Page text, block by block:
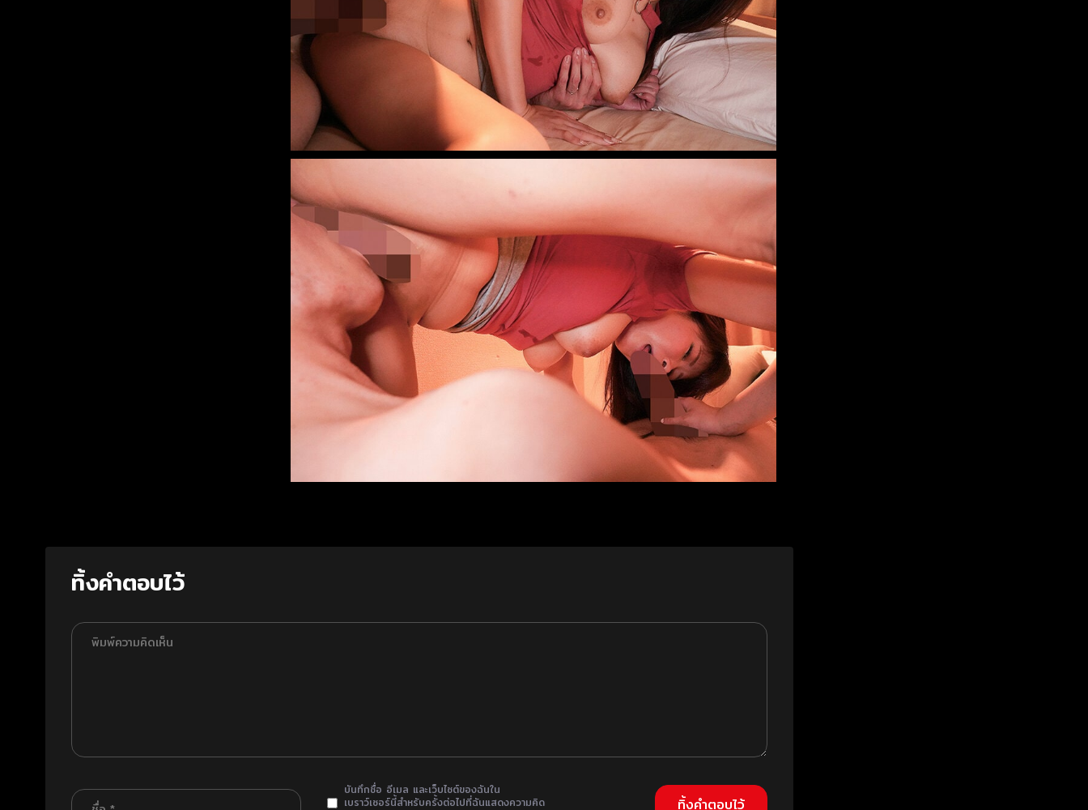
ทิ้งคำตอบไว้
บันทึกชื่อ อีเมล และเว็บไซต์ของฉันใน
เบราว์เซอร์นี้สำหรับครั้งต่อไปที่ฉันแสดงความคิด